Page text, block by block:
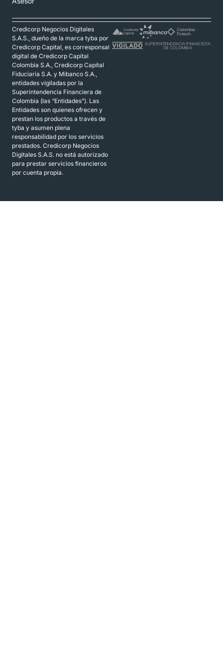
Credicorp Negocios Digitales
S.A.S., dueño de la marca tyba por
Credicorp Capital, es corresponsal
digital de Credicorp Capital
Colombia S.A., Credicorp Capital
Fiduciaria S.A. y Mibanco S.A.,
entidades vigiladas por la
Superintendencia Financiera de
Colombia (las “Entidades”). Las
Entidades son quienes ofrecen y
prestan los productos a través de
tyba y asumen plena
responsabilidad por los servicios
prestados. Credicorp Negocios
Digitales S.A.S. no está autorizado
para prestar servicios financieros
por cuenta propia.